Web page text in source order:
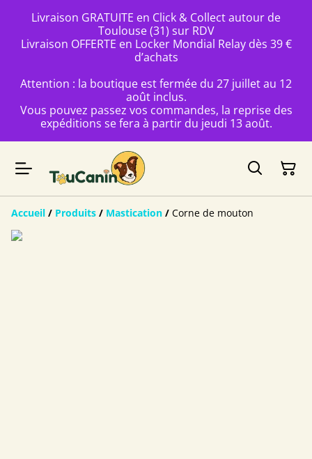
Livraison GRATUITE en Click & Collect autour de
Toulouse (31) sur RDV
Livraison OFFERTE en Locker Mondial Relay dès 39 €
d’achats
Attention : la boutique est fermée du 27 juillet au 12
août inclus.
Vous pouvez passez vos commandes, la reprise des
expéditions se fera à partir du jeudi 13 août.
Accueil / Produits / Mastication / Corne de mouton